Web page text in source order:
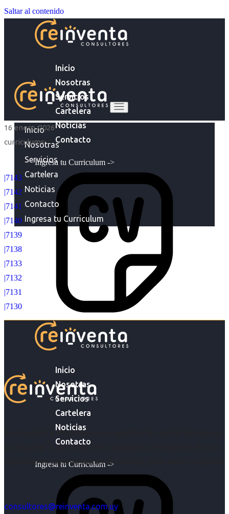
Saltar al contenido
Inicio
Nosotras
Servicios
Cartelera
Noticias
Contacto
Ingresa tu Curriculum ->
Inicio
Nosotras
Servicios
Cartelera
Noticias
Contacto
Ingresa tu Curriculum ->
Inicio
Nosotras
Servicios
Cartelera
Noticias
Contacto
Ingresa tu Curriculum
16 enero, 2026
curriculums
|7143
|7142
|7141
|7140
|7139
|7138
|7133
|7132
|7131
|7130
Acompañar a empresas en su gestión de capital humano y
acompañar a personas en la búsqueda y encuentro de sus
objetivos es para nosotros un trabajo, pero antes un placer.
consultores@reinventa.com.uy